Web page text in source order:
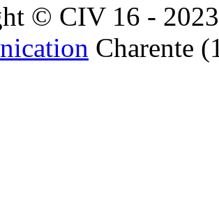
© CIV 16 -
Charente